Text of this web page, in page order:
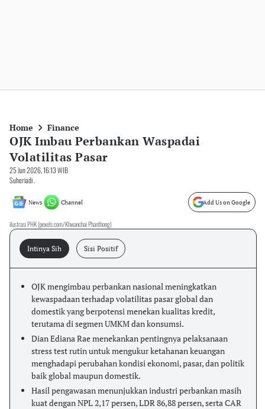
Home Finance
OJK Imbau Perbankan Waspadai
Volatilitas Pasar
25 Jun 2026, 16:13 WIB
Suheriadi .
News Channel Add Us on Google
ilustrasi PHK (pexels.com/Khwanchai Phanthong)
Intinya Sih Sisi Positif
OJK mengimbau perbankan nasional meningkatkan
kewaspadaan terhadap volatilitas pasar global dan
domestik yang berpotensi menekan kualitas kredit,
terutama di segmen UMKM dan konsumsi.
Dian Ediana Rae menekankan pentingnya pelaksanaan
stress test rutin untuk mengukur ketahanan keuangan
menghadapi perubahan kondisi ekonomi, pasar, dan politik
baik global maupun domestik.
Hasil pengawasan menunjukkan industri perbankan masih
kuat dengan NPL 2,17 persen, LDR 86,88 persen, serta CAR